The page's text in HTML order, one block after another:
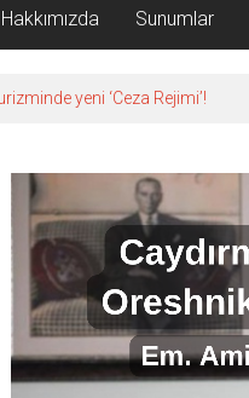
Hakkımızda Sunumlar
yeni ‘Ceza Rejimi’!